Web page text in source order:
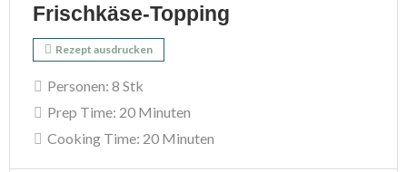
Frischkäse-Topping
Rezept ausdrucken
Personen: 8 Stk
Prep Time: 20 Minuten
Cooking Time: 20 Minuten